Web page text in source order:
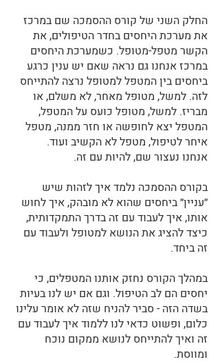
החלק השני של קורס ההסמכה שם במרכז
את מערכת היחסים בחדר הטיפולים, את
הקשר מטפל-מטופל. כשמערכת היחסים
במרכז אנחנו גם נראה שאם יש ענין כרגע
ביחסים בין המטפל למטופל נרצה להתייחס
לזה. למשל, מטופל מאחר, לא משלם, או
מבריז. למשל, מטופל כועס על המטפל,
המטפל יצא לחופשה או חזר ממנה, מטפל
איחר לטיפול, מטפל לא הקשיב ועוד.
אנחנו נעצור שם, להיות עם זה.
בקורס ההסמכה נלמד איך לזהות שיש
״עניין״ ביחסים שהוא לא מובהק, איך לחוש
אותו, איך לעבוד עם זה בדרך התמקדותית,
כיצד להציג את הנושא למטופל ולעבוד עם
זה ביחד.
במהלך הקורס נחזק אותנו המטפלים, כי
יחסים הם לב הטיפול. וגם אם יש לנו בעיות
בשדה הזה - סביר להניח שזה לא אומר עלינו
כלום, ופשוט כדאי לנו ללמוד איך לעבוד עם
זה ואיך להתייחס לנושא ממקום נוכח
ומווסת.